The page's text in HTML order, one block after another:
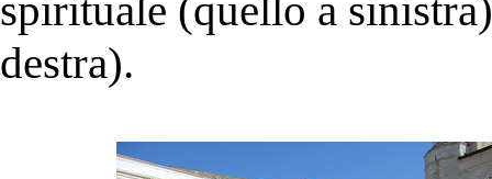
destra).